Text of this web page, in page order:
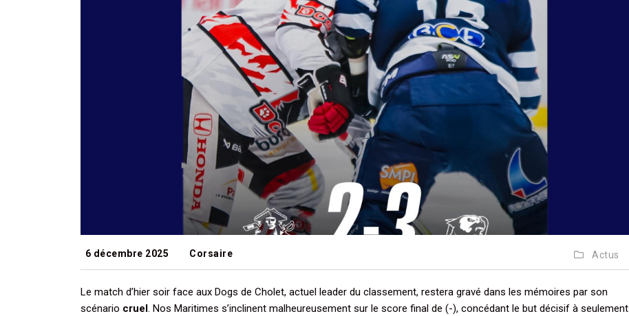
6 décembre 2025 Corsaire Actus
Le match d’hier soir face aux Dogs de Cholet, actuel leader du classement, restera gravé dans les mémoires par son
scénario cruel . Nos Maritimes s’inclinent malheureusement sur le score final de (-), concédant le but décisif à seulement